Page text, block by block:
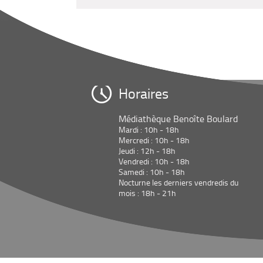
Horaires
Médiathèque Benoîte Boulard
Mardi : 10h - 18h
Mercredi : 10h - 18h
Jeudi : 12h - 18h
Vendredi : 10h - 18h
Samedi : 10h - 18h
Nocturne les derniers vendredis du
mois : 18h - 21h